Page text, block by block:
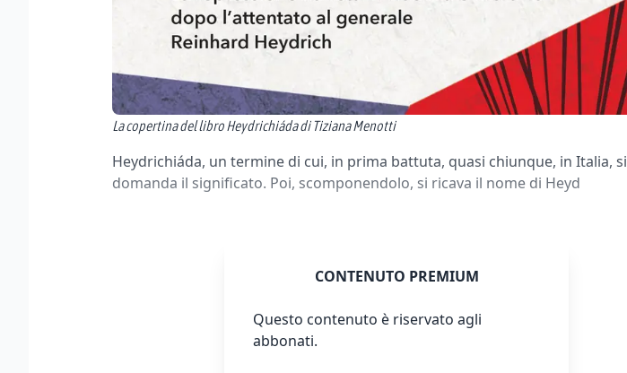
La copertina del libro Heydrichiáda di Tiziana Menotti
Heydrichiáda, un termine di cui, in prima battuta, quasi chiunque, in Italia, si
domanda il significato. Poi, scomponendolo, si ricava il nome di Heyd
CONTENUTO PREMIUM
Questo contenuto è riservato agli
abbonati.